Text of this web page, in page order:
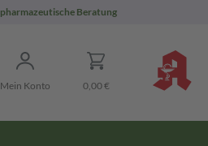
pharmazeutische Beratung
Mein Konto 0,00 €